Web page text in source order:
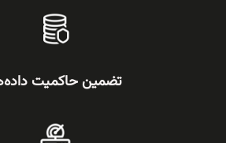
تضمین حاکمیت